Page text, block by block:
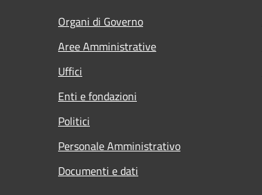
Organi di Governo
Aree Amministrative
Uffici
Enti e fondazioni
Politici
Personale Amministrativo
Documenti e dati